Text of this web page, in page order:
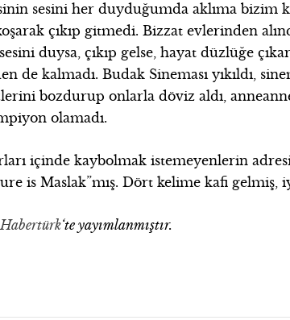
sesini her duyduğumda aklıma bizim
çıkıp gitmedi. Bizzat evlerinden
duysa, çıkıp gelse, hayat düzlüğe
de kalmadı. Budak Sineması yıkıldı,
bozdurup onlarla döviz aldı,
olamadı.
içinde kaybolmak istemeyenlerin
is Maslak”mış. Dört kelime kafi gelmiş,
Habertürk‘te yayımlanmıştır.